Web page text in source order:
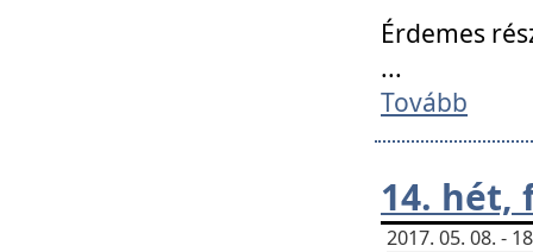
Érdemes
...
Tovább
14. hét,
2017. 05. 08. -